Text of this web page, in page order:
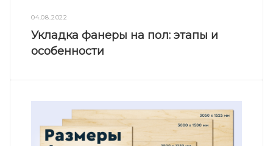
04.08.2022
Укладка фанеры на пол: этапы и
особенности